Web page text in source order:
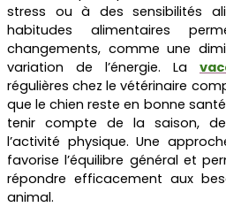
stress ou à des sensibilités
habitudes alimentaires
changements, comme une
variation de l’énergie. La
régulières chez le vétérinaire
que le chien reste en bonne
tenir compte de la saison,
l’activité physique. Une
favorise l’équilibre général et
répondre efficacement aux
animal.